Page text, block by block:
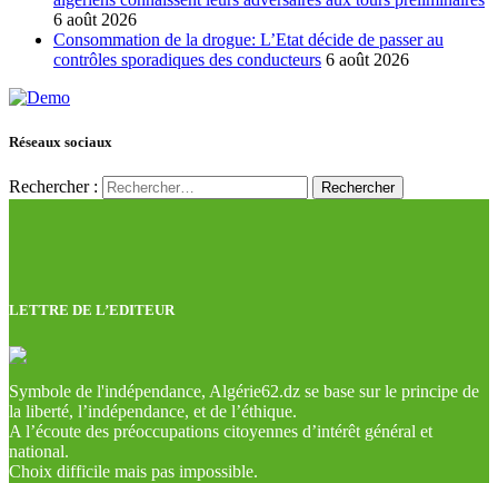
6 août 2026
Consommation de la drogue: L’Etat décide de passer au
contrôles sporadiques des conducteurs 6 août 2026
Réseaux sociaux
Rechercher :
LETTRE DE L’EDITEUR
Symbole de l'indépendance, Algérie62.dz se base sur le principe de
la liberté, l’indépendance, et de l’éthique.
A l’écoute des préoccupations citoyennes d’intérêt général et
national.
Choix difficile mais pas impossible.